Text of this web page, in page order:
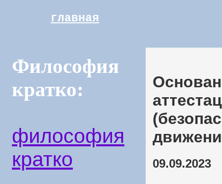
главная
Философия
кратко:
философия
кратко
09.09.2023